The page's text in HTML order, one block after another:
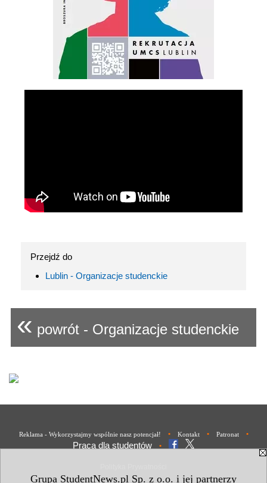
Grupa StudentNews.pl Sp. z o.o. i jej partnerzy
Przejdź do
Lublin - Organizacje studenckie
« powrót - Organizacje studenckie
Reklama - Wykorzystajmy wspólnie nasz potencjał! • Kontakt • Patronat •
Praca dla studentów •